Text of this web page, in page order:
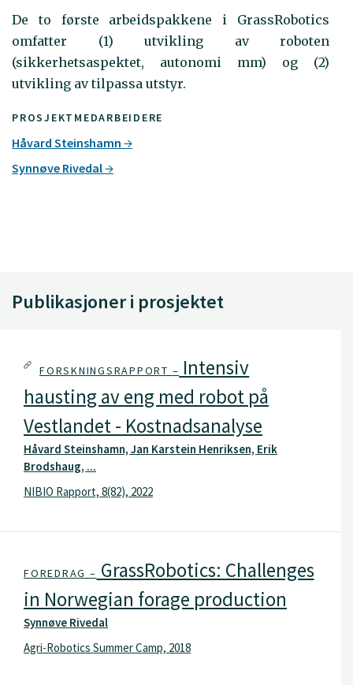
PROSJEKTMEDARBEIDERE
Håvard Steinshamn
Synnøve Rivedal
De to første arbeidspakkene i GrassRobotics
omfatter (1) utvikling av roboten
(sikkerhetsaspektet, autonomi mm) og (2)
utvikling av tilpassa utstyr.
Publikasjoner i prosjektet
FORSKNINGSRAPPORT – Intensiv
hausting av eng med robot på
Vestlandet - Kostnadsanalyse
Håvard Steinshamn, Jan Karstein Henriksen, Erik
Brodshaug, ...
NIBIO Rapport, 8(82), 2022
FOREDRAG – GrassRobotics: Challenges
in Norwegian forage production
Synnøve Rivedal
Agri-Robotics Summer Camp, 2018